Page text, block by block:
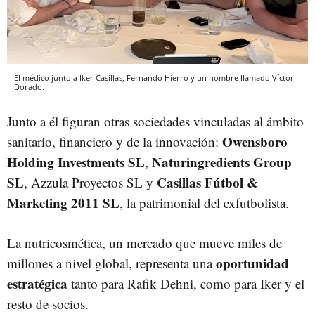
El médico junto a Iker Casillas, Fernando Hierro y un hombre llamado Víctor
Dorado.
Junto a él figuran otras sociedades vinculadas al ámbito
sanitario, financiero y de la innovación: Owensboro
Holding Investments SL, Naturingredients Group
SL, Azzula Proyectos SL y Casillas Fútbol &
Marketing 2011 SL, la patrimonial del exfutbolista.
La nutricosmética, un mercado que mueve miles de
millones a nivel global, representa unaoportunidad
estratégica tanto para Rafik Dehni, como para Iker y el
resto de socios.